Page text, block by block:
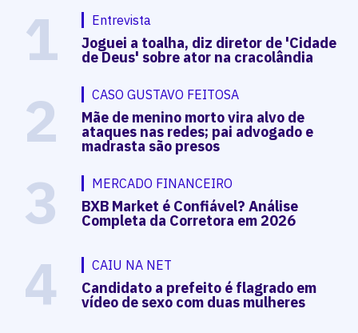
1 Entrevista
Joguei a toalha, diz diretor de 'Cidade
de Deus' sobre ator na cracolândia
2 CASO GUSTAVO FEITOSA
Mãe de menino morto vira alvo de
ataques nas redes; pai advogado e
madrasta são presos
3 MERCADO FINANCEIRO
BXB Market é Confiável? Análise
Completa da Corretora em 2026
4 CAIU NA NET
Candidato a prefeito é flagrado em
vídeo de sexo com duas mulheres